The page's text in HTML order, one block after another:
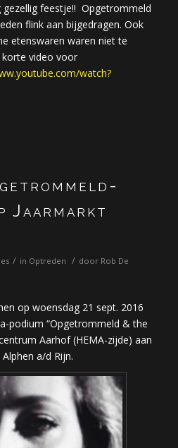
gezellig feestje!! Opgetrommeld
flink aan bijgedragen. Ook
etenswaren waren niet te
korte video voor
watch?
Jaarmarkt
/ in Optreden / door Rob De
op woensdag 21 sept. 2016
podium “Opgetrommeld & the
Aarhof (HEMA-zijde) aan
a/d Rijn.